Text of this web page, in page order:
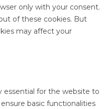
only with your consent.
of these cookies. But
may affect your
essential for the website to
basic functionalities